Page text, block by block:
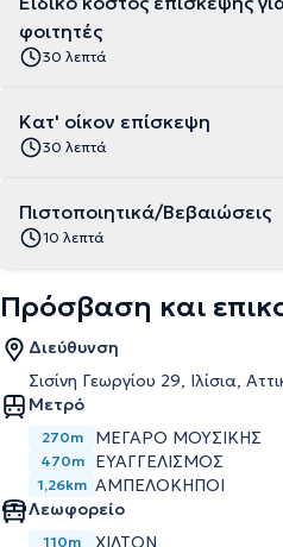
φοιτητές
30 λεπτά
Κατ' οίκον επίσκεψη
30 λεπτά
Πιστοποιητικά/Βεβαιώσεις
10 λεπτά
Πρόσβαση και
Διεύθυνση
Σισίνη Γεωργίου 29, Ιλίσια,
Μετρό
270m ΜΈΓΑΡΟ ΜΟΥΣΙΚΉΣ
470m ΕΥΑΓΓΕΛΙΣΜΌΣ
1,26km ΑΜΠΕΛΌΚΗΠΟΙ
Λεωφορείο
110m ΧΙΛΤΟΝ